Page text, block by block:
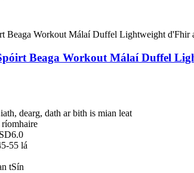
Beaga Workout Málaí Duffel
dearg, dath ar bith is mian leat
55 lá
tSín